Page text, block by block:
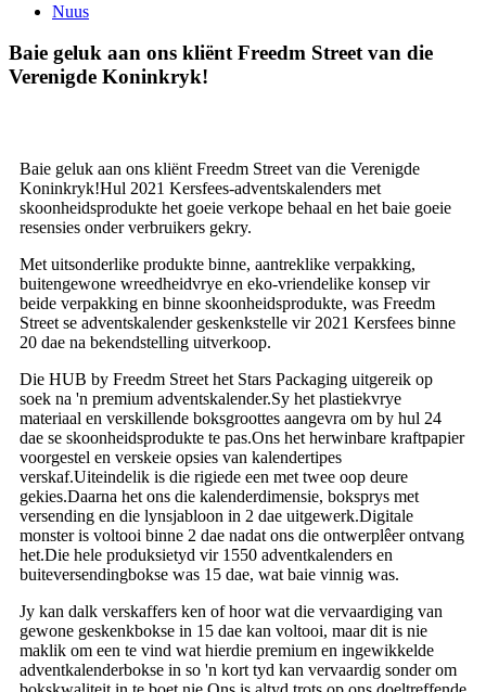
Nuus
Baie geluk aan ons kliënt Freedm Street van die
Verenigde Koninkryk!
Baie geluk aan ons kliënt Freedm Street van die Verenigde
Koninkryk!Hul 2021 Kersfees-adventskalenders met
skoonheidsprodukte het goeie verkope behaal en het baie goeie
resensies onder verbruikers gekry.
Met uitsonderlike produkte binne, aantreklike verpakking,
buitengewone wreedheidvrye en eko-vriendelike konsep vir
beide verpakking en binne skoonheidsprodukte, was Freedm
Street se adventskalender geskenkstelle vir 2021 Kersfees binne
20 dae na bekendstelling uitverkoop.
Die HUB by Freedm Street het Stars Packaging uitgereik op
soek na 'n premium adventskalender.Sy het plastiekvrye
materiaal en verskillende boksgroottes aangevra om by hul 24
dae se skoonheidsprodukte te pas.Ons het herwinbare kraftpapier
voorgestel en verskeie opsies van kalendertipes
verskaf.Uiteindelik is die rigiede een met twee oop deure
gekies.Daarna het ons die kalenderdimensie, boksprys met
versending en die lynsjabloon in 2 dae uitgewerk.Digitale
monster is voltooi binne 2 dae nadat ons die ontwerplêer ontvang
het.Die hele produksietyd vir 1550 adventkalenders en
buiteversendingbokse was 15 dae, wat baie vinnig was.
Jy kan dalk verskaffers ken of hoor wat die vervaardiging van
gewone geskenkbokse in 15 dae kan voltooi, maar dit is nie
maklik om een ​​te vind wat hierdie premium en ingewikkelde
adventkalenderbokse in so 'n kort tyd kan vervaardig sonder om